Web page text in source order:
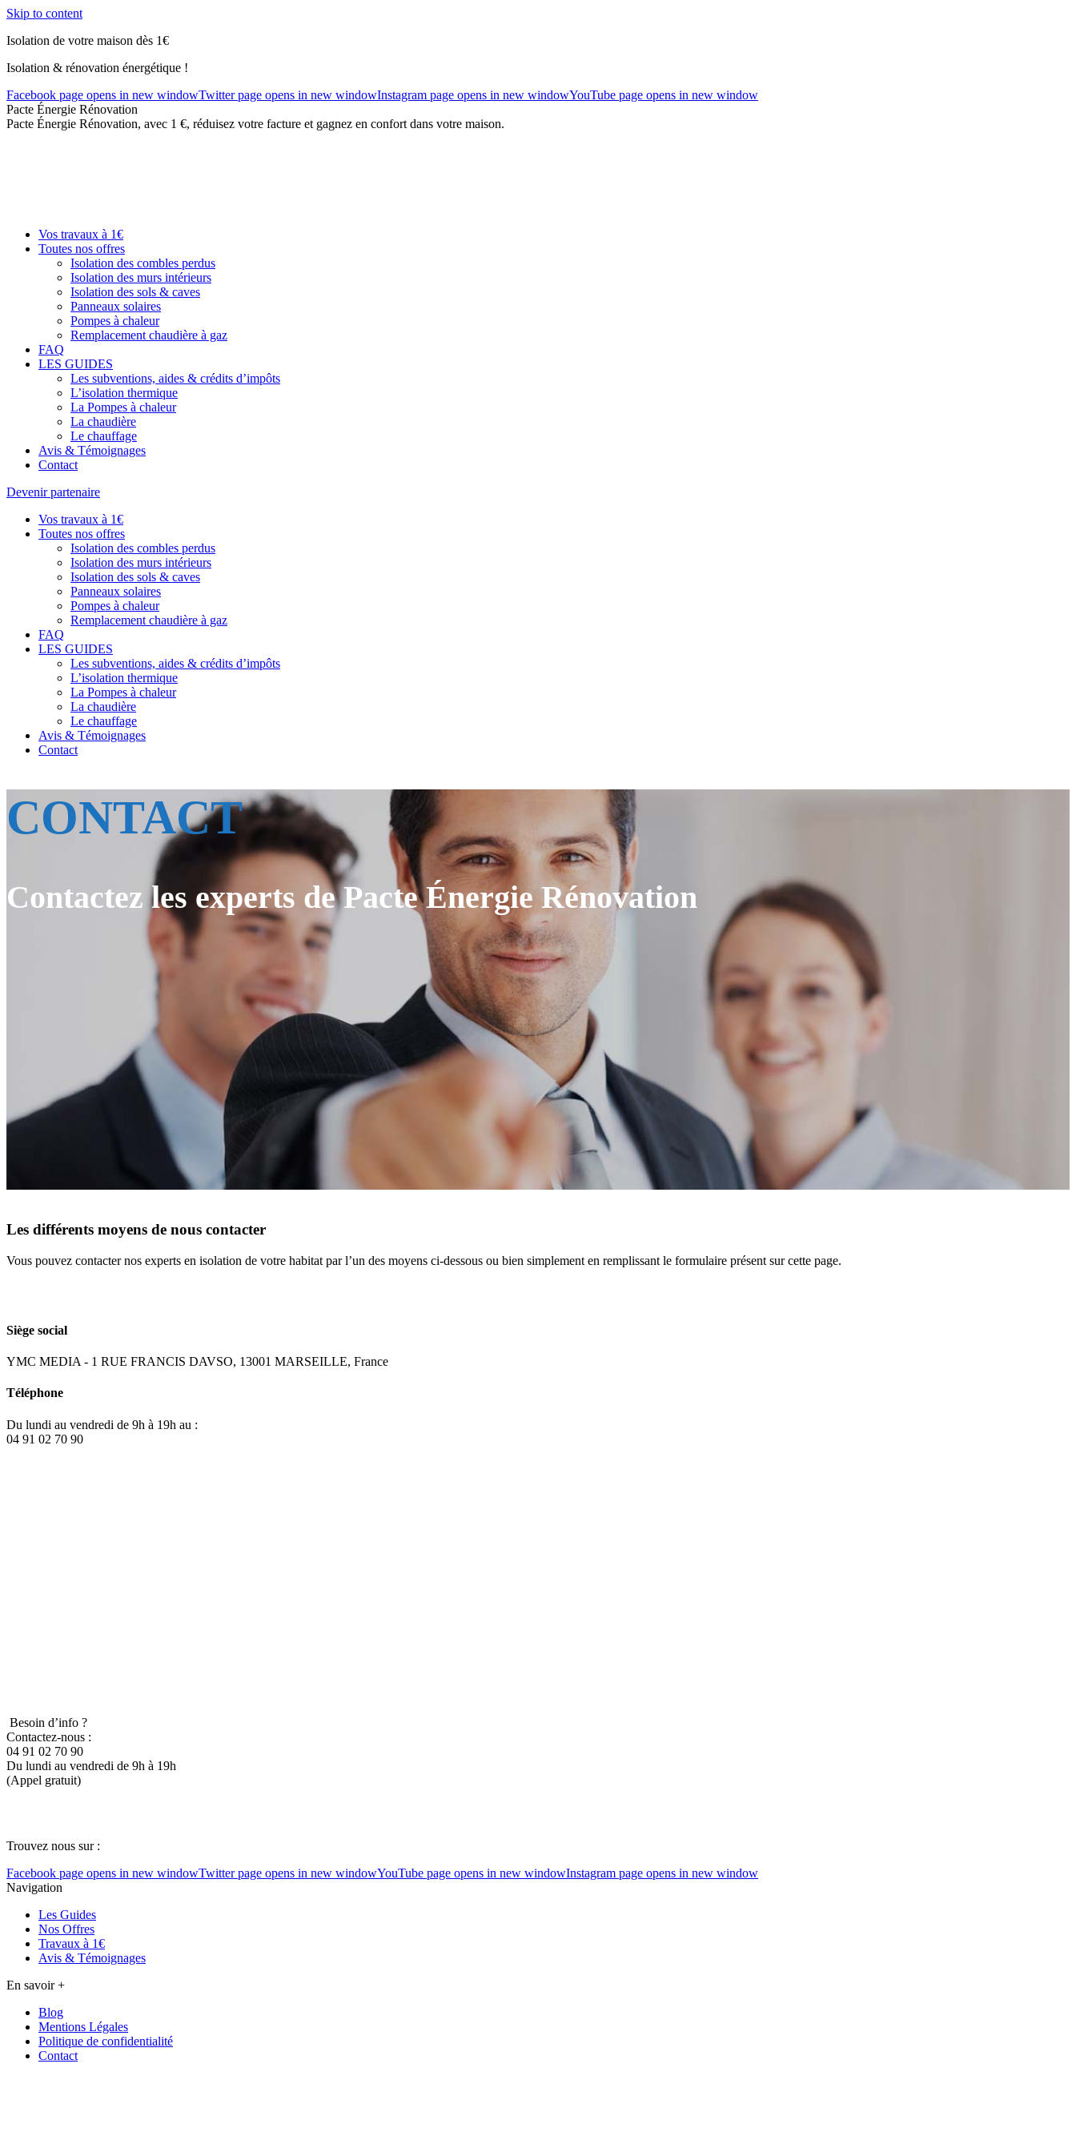
Skip to content
Isolation de votre maison dès 1€
Isolation & rénovation énergétique !
Facebook page opens in new windowTwitter page opens in new windowInstagram page opens in new windowYouTube page opens in new window
Pacte Énergie Rénovation
Pacte Énergie Rénovation, avec 1 €, réduisez votre facture et gagnez en confort dans votre maison.
Vos travaux à 1€
Toutes nos offres
Isolation des combles perdus
Isolation des murs intérieurs
Isolation des sols & caves
Panneaux solaires
Pompes à chaleur
Remplacement chaudière à gaz
FAQ
LES GUIDES
Les subventions, aides & crédits d’impôts
L’isolation thermique
La Pompes à chaleur
La chaudière
Le chauffage
Avis & Témoignages
Contact
Devenir partenaire
Vos travaux à 1€
Toutes nos offres
Isolation des combles perdus
Isolation des murs intérieurs
Isolation des sols & caves
Panneaux solaires
Pompes à chaleur
Remplacement chaudière à gaz
FAQ
LES GUIDES
Les subventions, aides & crédits d’impôts
L’isolation thermique
La Pompes à chaleur
La chaudière
Le chauffage
Avis & Témoignages
Contact
CONTACT
Contactez les experts de Pacte Énergie Rénovation
Les différents moyens de nous contacter
Vous pouvez contacter nos experts en isolation de votre habitat par l’un des moyens ci-dessous ou bien simplement en remplissant le formulaire présent sur cette page.
Siège social
YMC MEDIA - 1 RUE FRANCIS DAVSO, 13001 MARSEILLE, France
Téléphone
Du lundi au vendredi de 9h à 19h au :
04 91 02 70 90
Besoin d’info ?
Contactez-nous :
04 91 02 70 90
Du lundi au vendredi de 9h à 19h
(Appel gratuit)
Trouvez nous sur :
Facebook page opens in new windowTwitter page opens in new windowYouTube page opens in new windowInstagram page opens in new window
Navigation
Les Guides
Nos Offres
Travaux à 1€
Avis & Témoignages
En savoir +
Blog
Mentions Légales
Politique de confidentialité
Contact